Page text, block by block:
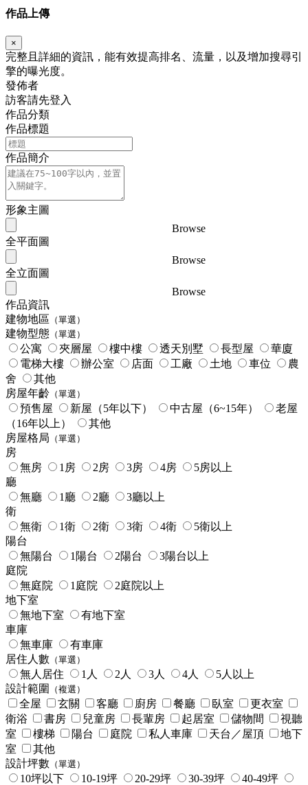
作品上傳
×
完整且詳細的資訊，能有效提高排名、流量，以及增加搜尋引
擎的曝光度。
發佈者
訪客請先登入
作品分類
作品標題
作品簡介
形象主圖
Browse
全平面圖
Browse
全立面圖
Browse
作品資訊
建物地區 （單選）
建物型態 （單選）
公寓 夾層屋 樓中樓 透天別墅 長型屋
華廈
電梯大樓
辦公室 店面 工廠 土地 車位
農
舍
其他
房屋年齡 （單選）
預售屋 新屋（5年以下） 中古屋（6~15年）
老屋
（16年以上）
其他
房屋格局 （單選）
房
無房
1房 2房 3房 4房
5房以上
廳
無廳
1廳 2廳
3廳以上
衛
無衛
1衛 2衛 3衛 4衛
5衛以上
陽台
無陽台
1陽台 2陽台
3陽台以上
庭院
無庭院
1庭院
2庭院以上
地下室
無地下室
有地下室
車庫
無車庫
有車庫
居住人數 （單選）
無人居住 1人 2人 3人 4人
5人以上
設計範圍
（複選）
全屋 玄關 客廳 廚房 餐廳 臥室
更衣室
衛浴
書房 兒童房 長輩房 起居室 儲物間
視聽
室
樓梯 陽台 庭院 私人車庫 天台／屋頂
地下
室
其他
設計坪數 （單選）
10坪以下 10-19坪 20-29坪 30-39坪
40-49坪